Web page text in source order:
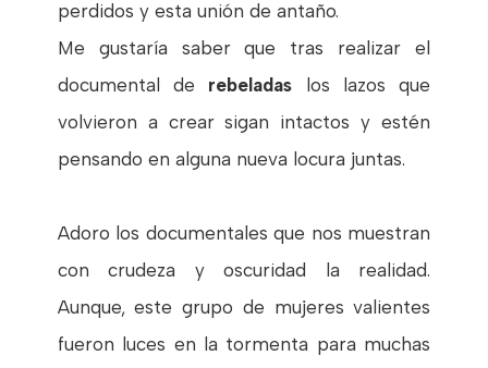
perdidos y esta unión de antaño.
Me gustaría saber que tras realizar el
documental de rebeladas los lazos que
volvieron a crear sigan intactos y estén
pensando en alguna nueva locura juntas.
Adoro los documentales que nos muestran
con crudeza y oscuridad la realidad.
Aunque, este grupo de mujeres valientes
fueron luces en la tormenta para muchas